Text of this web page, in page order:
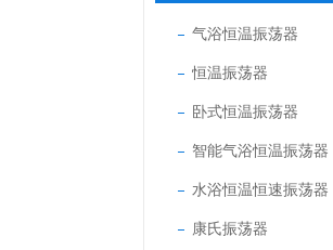
气浴恒温振荡器
恒温振荡器
卧式恒温振荡器
智能气浴恒温振荡器
水浴恒温恒速振荡器
康氏振荡器